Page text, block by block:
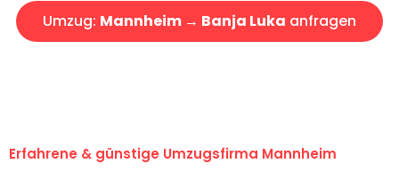
Umzug: Mannheim → Banja Luka anfragen
Erfahrene & günstige Umzugsfirma Mannheim